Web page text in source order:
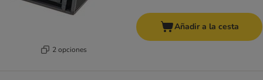
2 opciones
Añadir a la cesta